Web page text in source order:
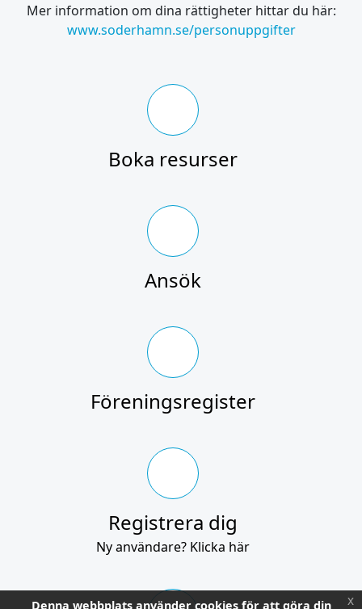
Mer information om dina rättigheter hittar du här:
www.soderhamn.se/personuppgifter
Boka resurser
Ansök
Föreningsregister
Registrera dig
Ny användare? Klicka här
Denna webbplats använder cookies för att göra din x